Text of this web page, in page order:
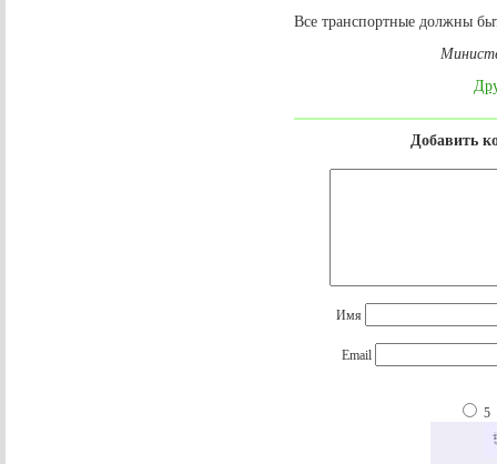
Все транспортные должны
Добавить
Имя
Email
5